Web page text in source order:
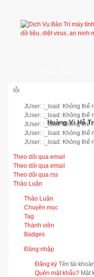
lỗi
JUser: :_load: Không thể
JUser: :_load: Không thể
JUser: :_load: Không thể
JUser: :_load: Không thể
JUser: :_load: Không thể
Theo dõi qua email
Theo dõi qua email
Theo dõi qua rss
Thảo Luận
Thảo Luận
Chuyên mục
Tag
Thành viên
Badges
Đăng nhập
Đăng ký Tên tài khoản
Quên mật khẩu? Mật
Hoàng Vi Hỗ